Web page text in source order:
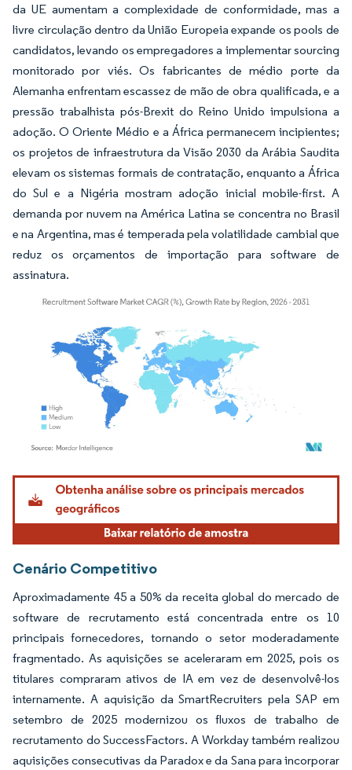
da UE aumentam a complexidade de conformidade, mas a
livre circulação dentro da União Europeia expande os pools de
candidatos, levando os empregadores a implementar sourcing
monitorado por viés. Os fabricantes de médio porte da
Alemanha enfrentam escassez de mão de obra qualificada, e a
pressão trabalhista pós-Brexit do Reino Unido impulsiona a
adoção. O Oriente Médio e a África permanecem incipientes;
os projetos de infraestrutura da Visão 2030 da Arábia Saudita
elevam os sistemas formais de contratação, enquanto a África
do Sul e a Nigéria mostram adoção inicial mobile-first. A
demanda por nuvem na América Latina se concentra no Brasil
e na Argentina, mas é temperada pela volatilidade cambial que
reduz os orçamentos de importação para software de
assinatura.
Imagem © Mordor Intelligence. O reuso requer atribuição conforme CC BY 4.0.
Cenário Competitivo
Aproximadamente 45 a 50% da receita global do mercado de
software de recrutamento está concentrada entre os 10
principais fornecedores, tornando o setor moderadamente
fragmentado. As aquisições se aceleraram em 2025, pois os
titulares compraram ativos de IA em vez de desenvolvê-los
internamente. A aquisição da SmartRecruiters pela SAP em
setembro de 2025 modernizou os fluxos de trabalho de
recrutamento do SuccessFactors. A Workday também realizou
aquisições consecutivas da Paradox e da Sana para incorporar